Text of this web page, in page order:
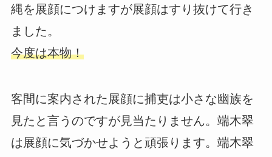
縄を展顔につけますが展顔はすり抜けて行き
ました。
今度は本物！
客間に案内された展顔に捕吏は小さな幽族を
見たと言うのですが見当たりません。端木翠
は展顔に気づかせようと頑張ります。端木翠